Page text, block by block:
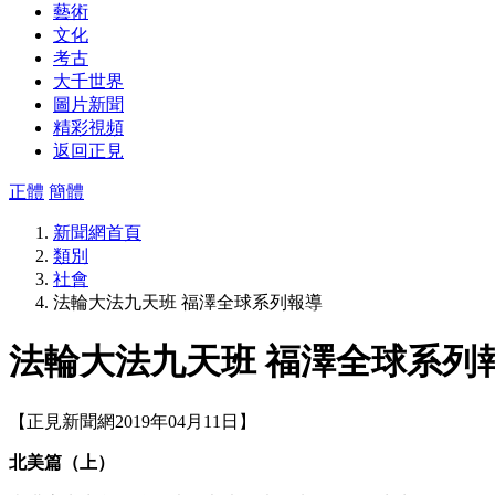
藝術
文化
考古
大千世界
圖片新聞
精彩視頻
返回正見
正體 簡體
新聞網首頁
類別
社會
法輪大法九天班 福澤全球系列報導
法輪大法九天班 福澤全球系列
【正見新聞網2019年04月11日】
北美篇（上）